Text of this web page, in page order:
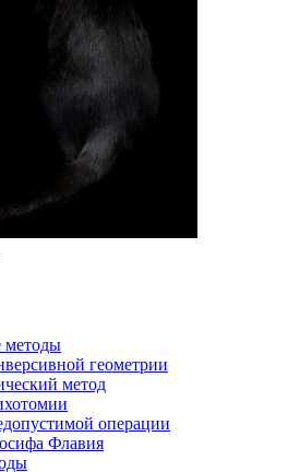
методы
геометрии
метод
операции
Флавия